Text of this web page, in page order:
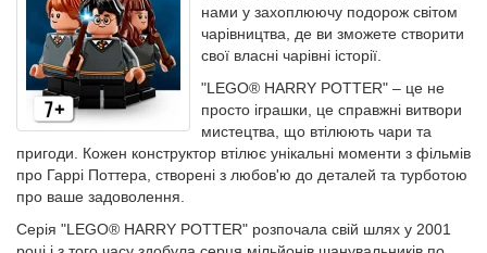
нами у захоплюючу подорож світом
чарівництва, де ви зможете створити
свої власні чарівні історії.
"LEGO® HARRY POTTER" – це не
просто іграшки, це справжні витвори
мистецтва, що втілюють чари та
пригоди. Кожен конструктор втілює унікальні моменти з фільмів
про Гаррі Поттера, створені з любов'ю до деталей та турботою
про ваше задоволення.
Серія "LEGO® HARRY POTTER" розпочала свій шлях у 2001